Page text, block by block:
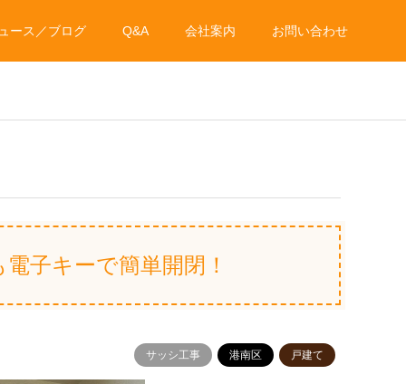
ース／ブログ Q&A 会社案内 お問い合わせ
子キーで簡単開閉！
サッシ工事 港南区 戸建て